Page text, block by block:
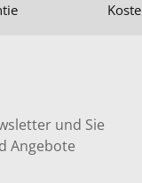
und Sie
Angebote